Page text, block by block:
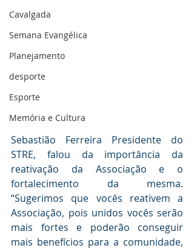
Cavalgada
Semana Evangélica
Planejamento
desporte
Esporte
Memória e Cultura
Sebastião Ferreira Presidente do
STRE, falou da importância da
reativação da Associação e o
fortalecimento da mesma.
“Sugerimos que vocês reativem a
Associação, pois unidos vocês serão
mais fortes e poderão conseguir
mais benefícios para a comunidade,